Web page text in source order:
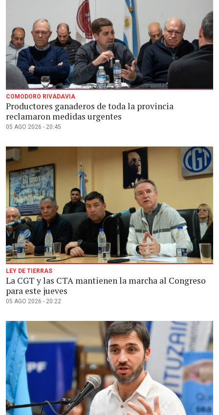
COMODORO RIVADAVIA
Productores ganaderos de toda la provincia
reclamaron medidas urgentes
05 AGO 2026 - 20:45
LEY DE TIERRAS
La CGT y las CTA mantienen la marcha al Congreso
para este jueves
05 AGO 2026 - 20:22